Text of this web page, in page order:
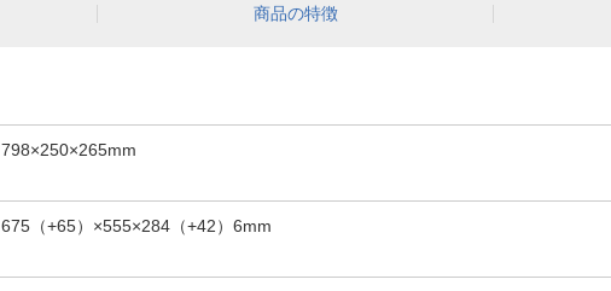
商品の特徴
798×250×265mm
675（+65）×555×284（+42）6mm